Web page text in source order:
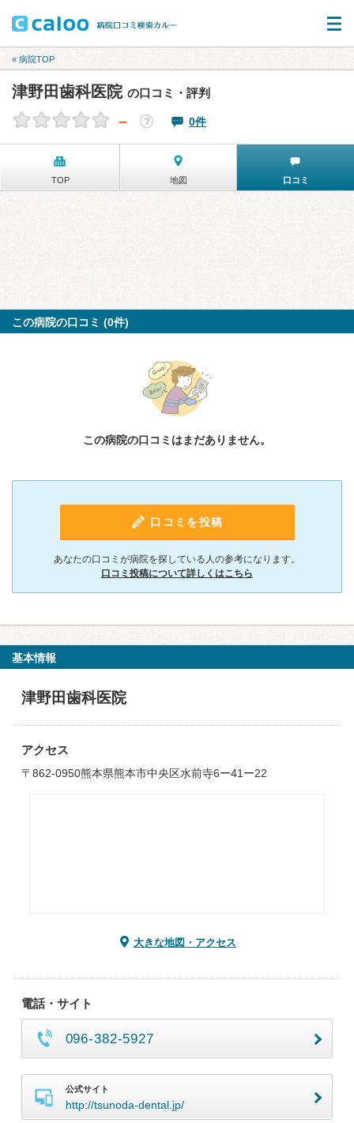
« 病院TOP
津野田歯科医院 の口コミ・評判
－ ？ 0件
TOP 地図 口コミ
この病院の口コミ (0件)
この病院の口コミはまだありません。
口コミを投稿
あなたの口コミが病院を探している人の参考になります。
口コミ投稿について詳しくはこちら
基本情報
津野田歯科医院
アクセス
〒862-0950熊本県熊本市中央区水前寺6ー41ー22
大きな地図・アクセス
電話・サイト
096-382-5927
公式サイト
http://tsunoda-dental.jp/